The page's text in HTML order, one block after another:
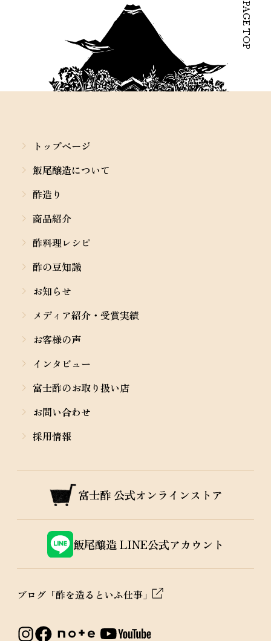
PAGE TOP
トップページ
飯尾醸造について
酢造り
商品紹介
酢料理レシピ
酢の豆知識
お知らせ
メディア紹介・受賞実績
お客様の声
インタビュー
富士酢のお取り扱い店
お問い合わせ
採用情報
富士酢公式オンラインストア
飯尾醸造LINE公式アカウント
ブログ「酢を造るといふ仕事」